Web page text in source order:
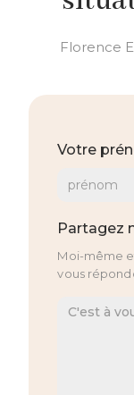
Florence
Votre
Partagez
Moi-même
vous